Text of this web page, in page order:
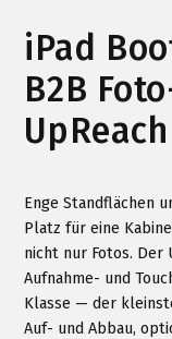
iPad
B2B
UpReach
Enge Standflächen
Platz für eine
nicht nur Fotos. Der
Aufnahme- und
Klasse — der
Auf- und Abbau,